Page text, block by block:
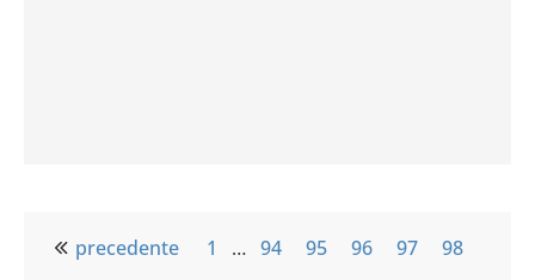
precedente 1 … 94 95 96 97
98